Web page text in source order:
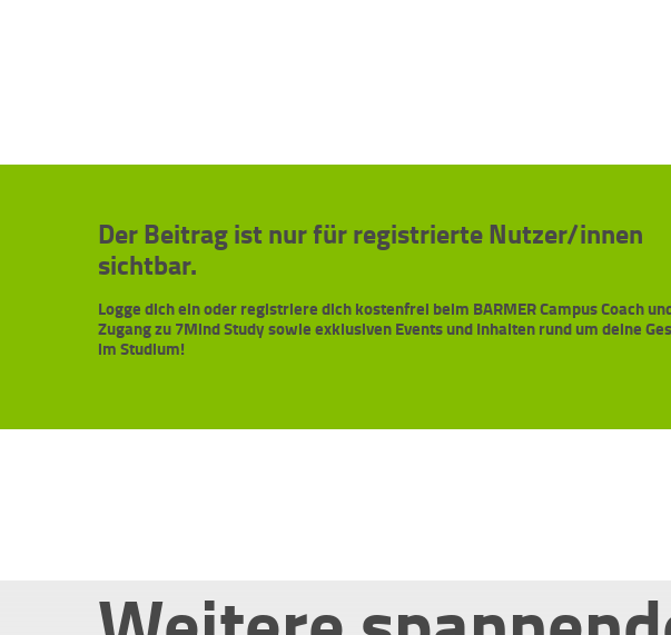
Der Beitrag ist nur für registrierte Nutzer/innen
sichtbar.
Logge dich ein oder registriere dich kostenfrei beim BARMER Campus Coach
Zugang zu 7Mind Study sowie exklusiven Events und Inhalten rund um deine
im Studium!